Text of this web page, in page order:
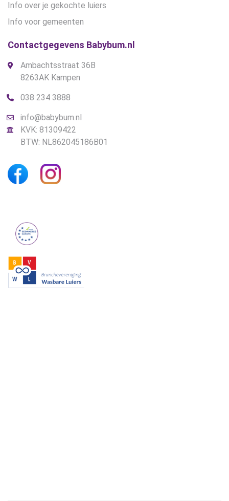
Info over je gekochte luiers
Info voor gemeenten
Contactgegevens Babybum.nl
Ambachtsstraat 36B
8263AK Kampen
038 234 3888
info@babybum.nl
KVK: 81309422
BTW: NL862045186B01